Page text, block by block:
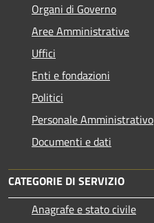
Organi di Governo
Aree Amministrative
Uffici
Enti e fondazioni
Politici
Personale Amministrativo
Documenti e dati
CATEGORIE DI SERVIZIO
Anagrafe e stato civile